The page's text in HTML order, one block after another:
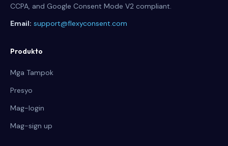
CCPA, and Google Consent Mode V2 compliant.
Email: support@flexyconsent.com
Produkto
Mga Tampok
Presyo
Mag-login
Mag-sign up